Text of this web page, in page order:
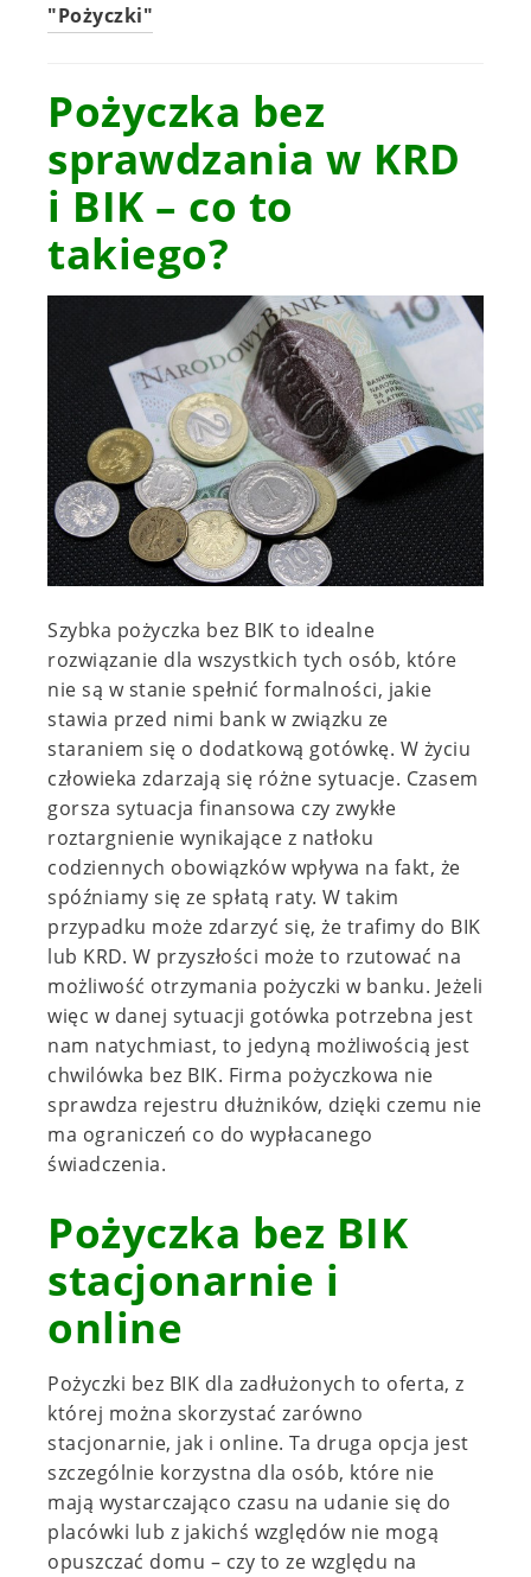
"Pożyczki"
Pożyczka bez
sprawdzania w KRD
i BIK – co to
takiego?
Szybka pożyczka bez BIK to idealne
rozwiązanie dla wszystkich tych osób, które
nie są w stanie spełnić formalności, jakie
stawia przed nimi bank w związku ze
staraniem się o dodatkową gotówkę. W życiu
człowieka zdarzają się różne sytuacje. Czasem
gorsza sytuacja finansowa czy zwykłe
roztargnienie wynikające z natłoku
codziennych obowiązków wpływa na fakt, że
spóźniamy się ze spłatą raty. W takim
przypadku może zdarzyć się, że trafimy do BIK
lub KRD. W przyszłości może to rzutować na
możliwość otrzymania pożyczki w banku. Jeżeli
więc w danej sytuacji gotówka potrzebna jest
nam natychmiast, to jedyną możliwością jest
chwilówka bez BIK. Firma pożyczkowa nie
sprawdza rejestru dłużników, dzięki czemu nie
ma ograniczeń co do wypłacanego
świadczenia.
Pożyczka bez BIK
stacjonarnie i
online
Pożyczki bez BIK dla zadłużonych to oferta, z
której można skorzystać zarówno
stacjonarnie, jak i online. Ta druga opcja jest
szczególnie korzystna dla osób, które nie
mają wystarczająco czasu na udanie się do
placówki lub z jakichś względów nie mogą
opuszczać domu – czy to ze względu na